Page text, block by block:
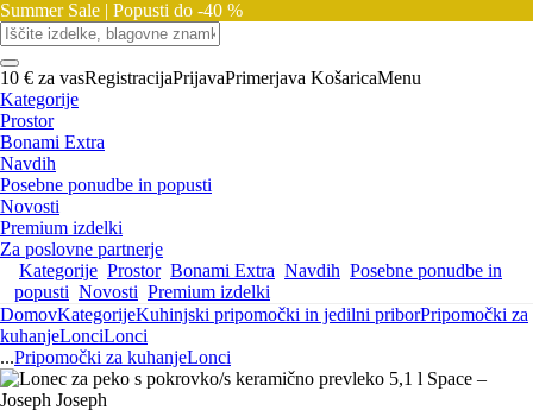
Summer Sale | Popusti do -40 %
10 € za vasRegistracijaPrijavaPrimerjava KošaricaMenu
Kategorije
Prostor
Bonami Extra
Navdih
Posebne ponudbe in popusti
Novosti
Premium izdelki
Za poslovne partnerje
Kategorije Prostor Bonami Extra Navdih Posebne ponudbe in
popusti Novosti Premium izdelki
DomovKategorijeKuhinjski pripomočki in jedilni priborPripomočki za
kuhanjeLonciLonci
...Pripomočki za kuhanjeLonci